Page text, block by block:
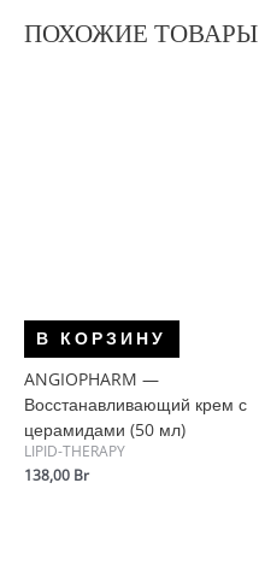
ПОХОЖИЕ ТОВАРЫ
В КОРЗИНУ
ANGIOPHARM —
Восстанавливающий крем с
церамидами (50 мл)
LIPID-THERAPY
138,00 Br